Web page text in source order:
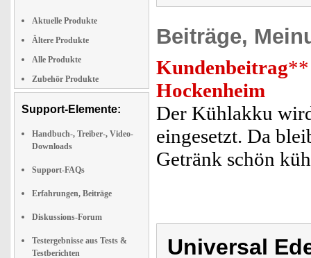
Aktuelle Produkte
Ältere Produkte
Alle Produkte
Zubehör Produkte
Support-Elemente:
Handbuch-, Treiber-, Video-
Downloads
Support-FAQs
Erfahrungen, Beiträge
Diskussions-Forum
Testergebnisse aus Tests &
Testberichten
Beiträge,
Kundenbeitrag**
Hockenheim
Der Kühlakku
eingesetzt. Da
Getränk schön
Universal